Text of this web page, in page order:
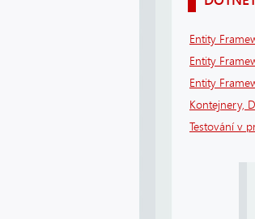
Entity
Entity
Entity
Kontejnery,
Testování v